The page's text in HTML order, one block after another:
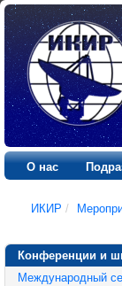
О нас
ИКИР /
Конференции и
Международный